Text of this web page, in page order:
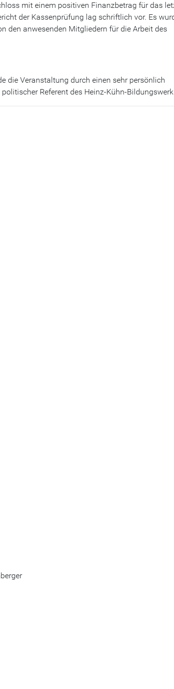
mit einem positiven Finanzbetrag für das
der Kassenprüfung lag schriftlich vor. Es
den anwesenden Mitgliedern für die Arbeit des
die Veranstaltung durch einen sehr persönlich
Referent des Heinz-Kühn-